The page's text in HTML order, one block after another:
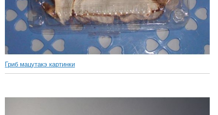
Гриб мацутакэ картинки